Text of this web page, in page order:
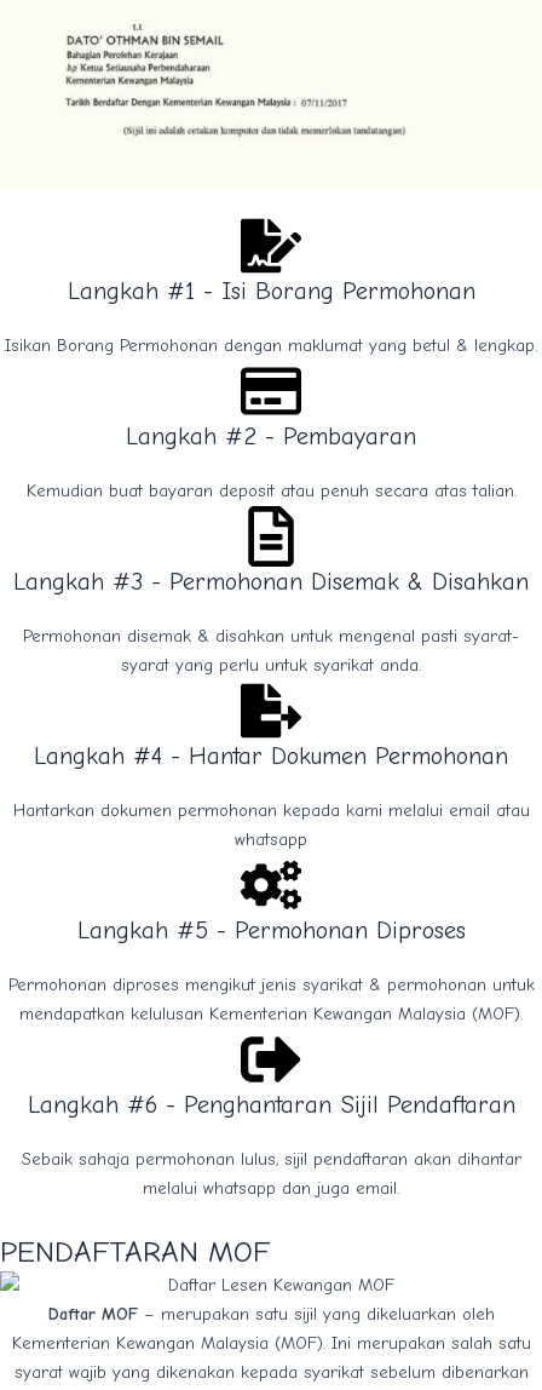
Langkah #1 - Isi Borang Permohonan
Isikan Borang Permohonan dengan maklumat yang betul & lengkap.
Langkah #2 - Pembayaran
Kemudian buat bayaran deposit atau penuh secara atas talian.
Langkah #3 - Permohonan Disemak & Disahkan
Permohonan disemak & disahkan untuk mengenal pasti syarat-
syarat yang perlu untuk syarikat anda.
Langkah #4 - Hantar Dokumen Permohonan
Hantarkan dokumen permohonan kepada kami melalui email atau
whatsapp
Langkah #5 - Permohonan Diproses
Permohonan diproses mengikut jenis syarikat & permohonan untuk
mendapatkan kelulusan Kementerian Kewangan Malaysia (MOF).
Langkah #6 - Penghantaran Sijil Pendaftaran
Sebaik sahaja permohonan lulus, sijil pendaftaran akan dihantar
melalui whatsapp dan juga email.
PENDAFTARAN MOF
Daftar MOF– merupakan satu sijil yang dikeluarkan oleh
Kementerian Kewangan Malaysia (MOF). Ini merupakan salah satu
syarat wajib yang dikenakan kepada syarikat sebelum dibenarkan